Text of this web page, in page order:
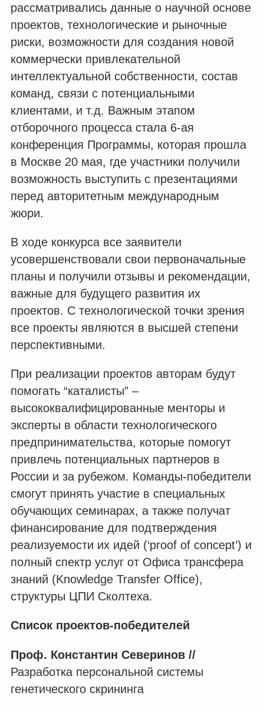
рассматривались данные о научной основе
проектов, технологические и рыночные
риски, возможности для создания новой
коммерчески привлекательной
интеллектуальной собственности, состав
команд, связи с потенциальными
клиентами, и т.д. Важным этапом
отборочного процесса стала 6-ая
конференция Программы, которая прошла
в Москве 20 мая, где участники получили
возможность выступить с презентациями
перед авторитетным международным
жюри.
В ходе конкурса все заявители
усовершенствовали свои первоначальные
планы и получили отзывы и рекомендации,
важные для будущего развития их
проектов. С технологической точки зрения
все проекты являются в высшей степени
перспективными.
При реализации проектов авторам будут
помогать “каталисты” –
высококвалифицированные менторы и
эксперты в области технологического
предпринимательства, которые помогут
привлечь потенциальных партнеров в
России и за рубежом. Команды-победители
смогут принять участие в специальных
обучающих семинарах, а также получат
финансирование для подтверждения
реализуемости их идей (‘proof of concept’) и
полный спектр услуг от Офиса трансфера
знаний (Knowledge Transfer Office),
структуры ЦПИ Сколтеха.
Список проектов-победителей
Проф. Константин Северинов //
Разработка персональной системы
генетического скрининга